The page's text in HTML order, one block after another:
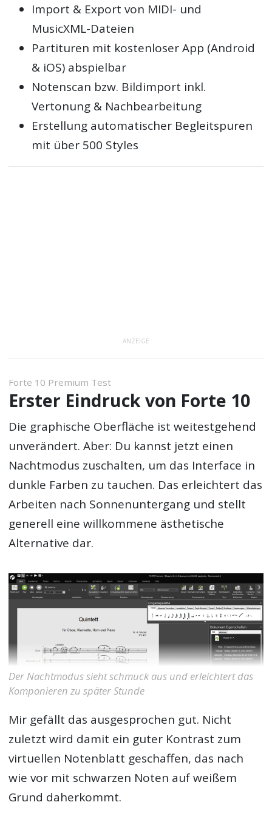
Import & Export von MIDI- und
MusicXML-Dateien
Partituren mit kostenloser App (Android
& iOS) abspielbar
Notenscan bzw. Bildimport inkl.
Vertonung & Nachbearbeitung
Erstellung automatischer Begleitspuren
mit über 500 Styles
ANZEIGE
Forte 10 Premium Test
Erster Eindruck von Forte 10
Die graphische Oberfläche ist weitestgehend
unverändert. Aber: Du kannst jetzt einen
Nachtmodus zuschalten, um das Interface in
dunkle Farben zu tauchen. Das erleichtert das
Arbeiten nach Sonnenuntergang und stellt
generell eine willkommene ästhetische
Alternative dar.
Der Nachtmodus sieht schmuck aus und erleichtert das
Komponieren zu später Stunde
Mir gefällt das ausgesprochen gut. Nicht
zuletzt wird damit ein guter Kontrast zum
virtuellen Notenblatt geschaffen, das nach
wie vor mit schwarzen Noten auf weißem
Grund daherkommt.